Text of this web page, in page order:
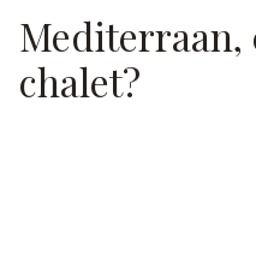
Mediterraan,
chalet?